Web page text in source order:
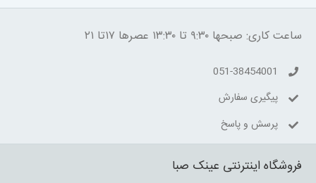
ساعت کاری: صبحها ۹:۳۰ تا ۱۳:۳۰ عصرها ۱۷تا ۲۱
051-38454001
پیگیری سفارش
پرسش و پاسخ
فروشگاه اینترنتی عینک صبا